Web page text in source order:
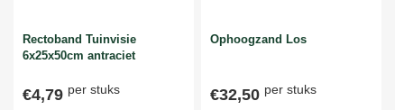
Rectoband Tuinvisie
6x25x50cm antraciet
€4,79 per stuks
Ophoogzand Los
€32,50 per stuks